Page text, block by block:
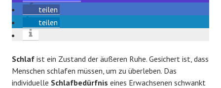
teilen
teilen
Schlaf ist ein Zustand der äußeren Ruhe. Gesichert ist, dass
Menschen schlafen müssen, um zu überleben. Das
individuelle Schlafbedürfnis eines Erwachsenen schwankt